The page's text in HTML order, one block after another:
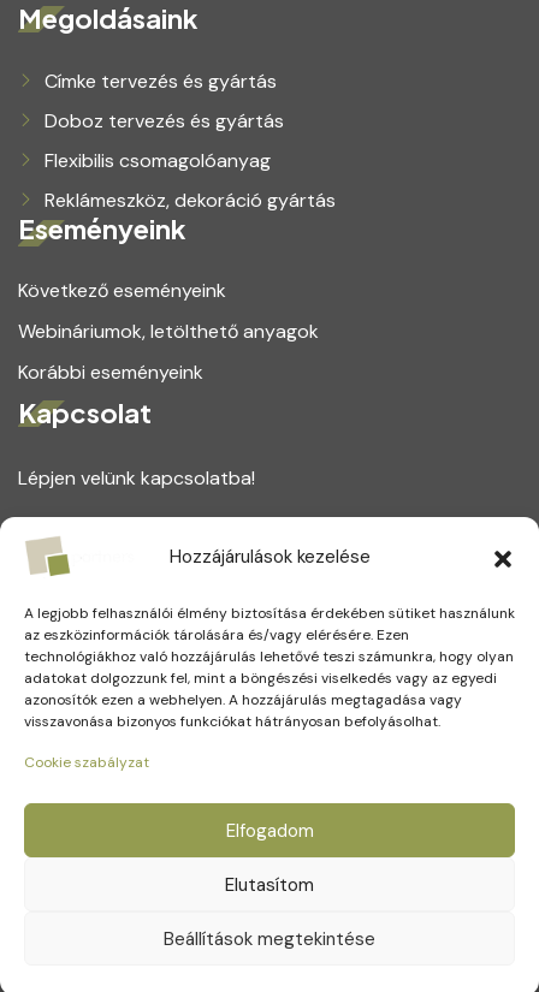
Hozzájárulások kezelése
A legjobb felhasználói élmény biztosítása érdekében sütiket használunk
az eszközinformációk tárolására és/vagy elérésére. Ezen
technológiákhoz való hozzájárulás lehetővé teszi számunkra, hogy olyan
adatokat dolgozzunk fel, mint a böngészési viselkedés vagy az egyedi
azonosítók ezen a webhelyen. A hozzájárulás megtagadása vagy
visszavonása bizonyos funkciókat hátrányosan befolyásolhat.
Cookie szabályzat
Elfogadom
Elutasítom
Beállítások megtekintése
Megoldásaink
Címke tervezés és gyártás
Doboz tervezés és gyártás
Flexibilis csomagolóanyag
Reklámeszköz, dekoráció gyártás
Eseményeink
Következő eseményeink
Webináriumok, letölthető anyagok
Korábbi eseményeink
Kapcsolat
Lépjen velünk kapcsolatba!
1164 Budapest, Magtár utca 75.
+(36) 1 221 5123
info@partners.hu
Social Media
© Copyright 2026. Minden jog fenntartva.